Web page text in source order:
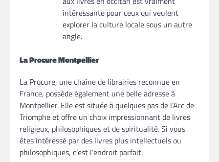
intéressante pour ceux qui veulent
explorer la culture locale sous un autre
angle.
La Procure Montpellier
La Procure, une chaîne de librairies reconnue en
France, possède également une belle adresse à
Montpellier. Elle est située à quelques pas de l’Arc de
Triomphe et offre un choix impressionnant de livres
religieux, philosophiques et de spiritualité. Si vous
êtes intéressé par des livres plus intellectuels ou
philosophiques, c’est l’endroit parfait.